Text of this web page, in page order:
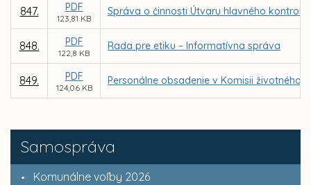
Samospráva
Komunálne voľby 2026
847. PDF
123,81 KB
Správa o činnosti Útvaru hlavného
848. PDF
122,8 KB
Rada pre etiku – Informatívna správa
849. PDF
124,06 KB
Personálne obsadenie v Komisii životného